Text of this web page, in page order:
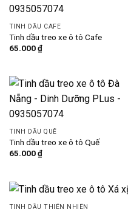
TINH DẦU CAFE
Tinh dầu treo xe ô tô Cafe
65.000₫
TINH DẦU QUẾ
Tinh dầu treo xe ô tô Quế
65.000₫
TINH DẦU THIÊN NHIÊN